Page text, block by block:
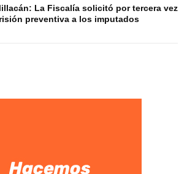
La Fiscalía solicitó por tercera vez
preventiva a los imputados